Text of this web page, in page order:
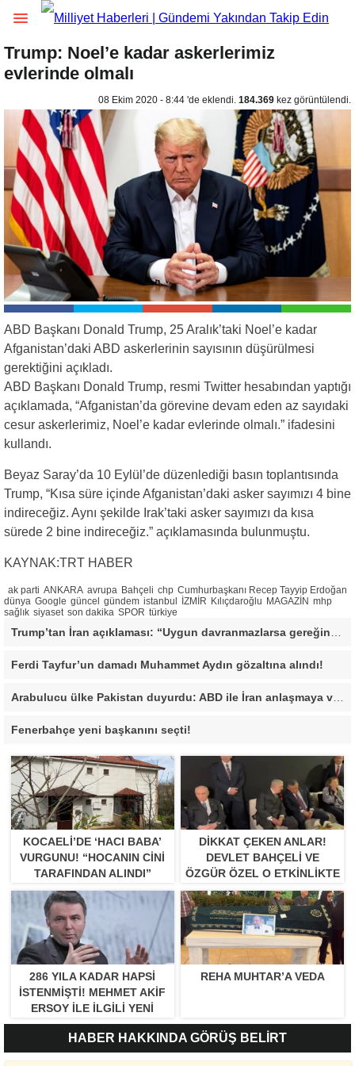
Trump: Noel’e kadar askerlerimiz
evlerinde olmalı
08 Ekim 2020 - 8:44 'de eklendi. 184.369 kez görüntülendi.
ABD Başkanı Donald Trump, 25 Aralık’taki Noel’e kadar
Afganistan’daki ABD askerlerinin sayısının düşürülmesi
gerektiğini açıkladı.
ABD Başkanı Donald Trump, resmi Twitter hesabından yaptığı
açıklamada, “Afganistan’da görevine devam eden az sayıdaki
cesur askerlerimiz, Noel’e kadar evlerinde olmalı.” ifadesini
kullandı.
Beyaz Saray’da 10 Eylül’de düzenlediği basın toplantısında
Trump, “Kısa süre içinde Afganistan’daki asker sayımızı 4 bine
indireceğiz. Aynı şekilde Irak’taki asker sayımızı da kısa
sürede 2 bine indireceğiz.” açıklamasında bulunmuştu.
KAYNAK:TRT HABER
ak parti ANKARA avrupa Bahçeli chp Cumhurbaşkanı Recep Tayyip Erdoğan
dünya Google güncel gündem istanbul İZMİR Kılıçdaroğlu MAGAZİN mhp
sağlık siyaset son dakika SPOR türkiye
Ferdi Tayfur’un damadı Muhammet Aydın gözaltına alındı!
Arabulucu ülke Pakistan duyurdu: ABD ile İran anlaşmaya vardı
Fenerbahçe yeni başkanını seçti!
KOCAELI’DE ‘HACI BABA’
VURGUNU! “HOCANIN CINI
TARAFINDAN ALINDI”
DIKKAT ÇEKEN ANLAR!
DEVLET BAHÇELI VE
ÖZGÜR ÖZEL O ETKINLIKTE
BIR ARAYA GELDILER
286 YILA KADAR HAPSI
ISTENMIŞTI! MEHMET AKIF
ERSOY ILE ILGILI YENI
GELIŞME
REHA MUHTAR’A VEDA
HABER HAKKINDA GÖRÜŞ BELİRT